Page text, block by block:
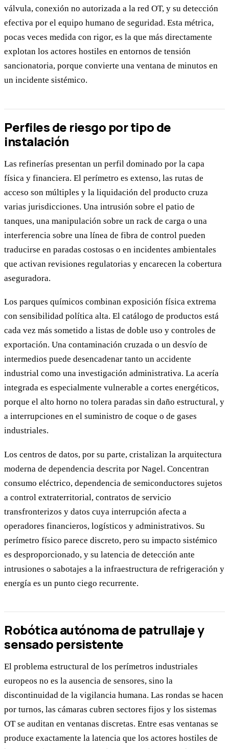
válvula, conexión no autorizada a la red OT, y su detección
efectiva por el equipo humano de seguridad. Esta métrica,
pocas veces medida con rigor, es la que más directamente
explotan los actores hostiles en entornos de tensión
sancionatoria, porque convierte una ventana de minutos en
un incidente sistémico.
Perfiles de riesgo por tipo de
instalación
Las refinerías presentan un perfil dominado por la capa
física y financiera. El perímetro es extenso, las rutas de
acceso son múltiples y la liquidación del producto cruza
varias jurisdicciones. Una intrusión sobre el patio de
tanques, una manipulación sobre un rack de carga o una
interferencia sobre una línea de fibra de control pueden
traducirse en paradas costosas o en incidentes ambientales
que activan revisiones regulatorias y encarecen la cobertura
aseguradora.
Los parques químicos combinan exposición física extrema
con sensibilidad política alta. El catálogo de productos está
cada vez más sometido a listas de doble uso y controles de
exportación. Una contaminación cruzada o un desvío de
intermedios puede desencadenar tanto un accidente
industrial como una investigación administrativa. La acería
integrada es especialmente vulnerable a cortes energéticos,
porque el alto horno no tolera paradas sin daño estructural, y
a interrupciones en el suministro de coque o de gases
industriales.
Los centros de datos, por su parte, cristalizan la arquitectura
moderna de dependencia descrita por Nagel. Concentran
consumo eléctrico, dependencia de semiconductores sujetos
a control extraterritorial, contratos de servicio
transfronterizos y datos cuya interrupción afecta a
operadores financieros, logísticos y administrativos. Su
perímetro físico parece discreto, pero su impacto sistémico
es desproporcionado, y su latencia de detección ante
intrusiones o sabotajes a la infraestructura de refrigeración y
energía es un punto ciego recurrente.
Robótica autónoma de patrullaje y
sensado persistente
El problema estructural de los perímetros industriales
europeos no es la ausencia de sensores, sino la
discontinuidad de la vigilancia humana. Las rondas se hacen
por turnos, las cámaras cubren sectores fijos y los sistemas
OT se auditan en ventanas discretas. Entre esas ventanas se
produce exactamente la latencia que los actores hostiles de